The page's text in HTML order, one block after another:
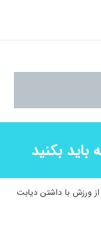
بکنید
ورزش با داشتن دیابت